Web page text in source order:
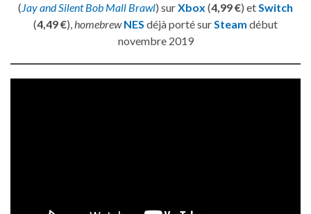
(Jay and Silent Bob Mall Brawl) surXbox (4,99 €) etSwitch
(4,49 €),homebrew NES déjà porté surSteam début
novembre 2019